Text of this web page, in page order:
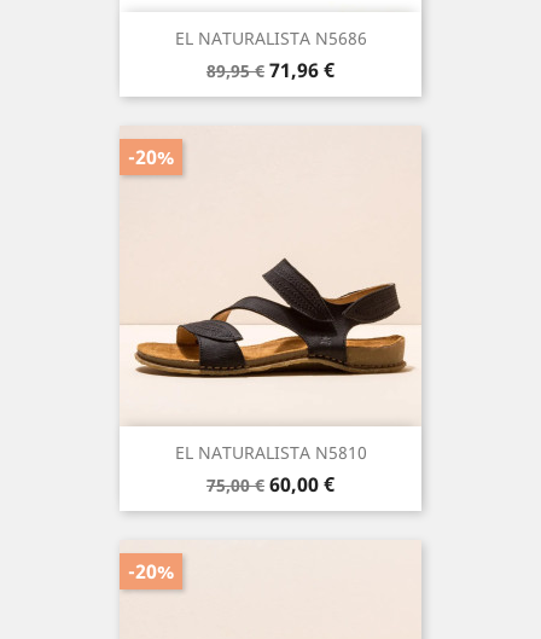
EL NATURALISTA N5686
Precio
base
89,95 € Precio
71,96 €
EL NATURALISTA N5810
Precio
base
75,00 € Precio
60,00 €
-20%
-20%